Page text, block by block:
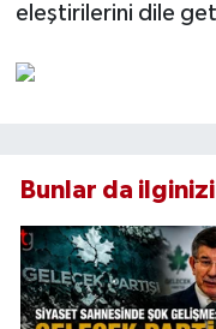
eleştirilerini dile
Bunlar da